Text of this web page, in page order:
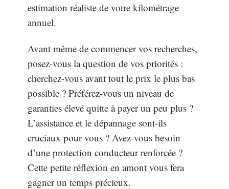
estimation réaliste de votre kilométrage
annuel.
Avant même de commencer vos recherches,
posez-vous la question de vos priorités :
cherchez-vous avant tout le prix le plus bas
possible ? Préférez-vous un niveau de
garanties élevé quitte à payer un peu plus ?
L’assistance et le dépannage sont-ils
cruciaux pour vous ? Avez-vous besoin
d’une protection conducteur renforcée ?
Cette petite réflexion en amont vous fera
gagner un temps précieux.